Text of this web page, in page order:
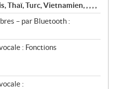
Thaï, Turc, Vietnamien, , , , ,
– par Bluetooth :
: Fonctions
: